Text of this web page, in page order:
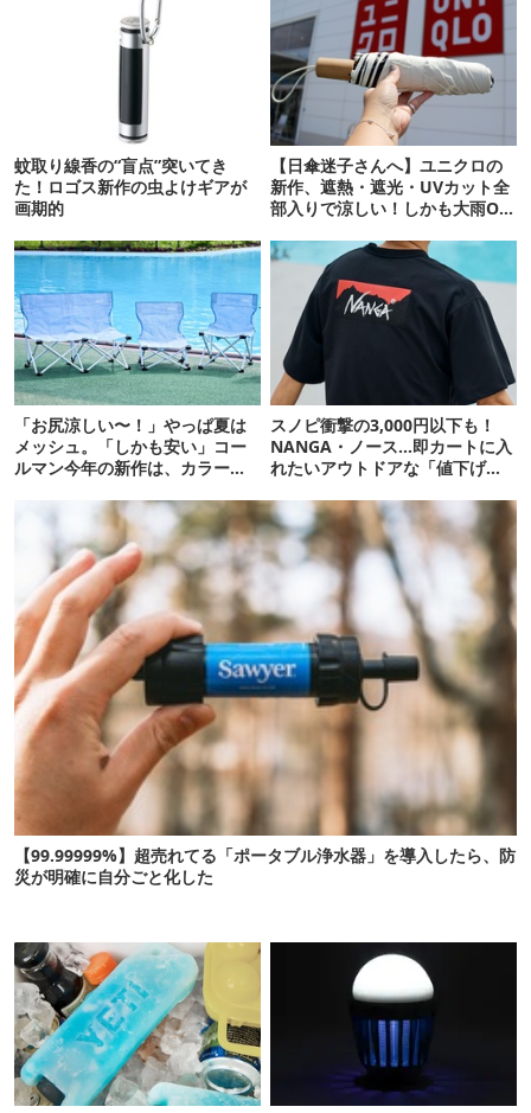
蚊取り線香の“盲点”突いてき
た！ロゴス新作の虫よけギアが
画期的
【日傘迷子さんへ】ユニクロの
新作、遮熱・遮光・UVカット全
部入りで涼しい！しかも大雨OK
「お尻涼しい〜！」やっぱ夏は
メッシュ。「しかも安い」コー
ルマン今年の新作は、カラーも
スノピ衝撃の3,000円以下も！
NANGA・ノース…即カートに入
れたいアウトドアな「値下げ夏
【99.99999%】超売れてる「ポータブル浄水器」を導入したら、防
災が明確に自分ごと化した